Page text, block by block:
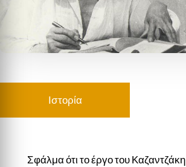
Ιστορία
Σφάλμα ότι το έργο του Καζαντζάκη